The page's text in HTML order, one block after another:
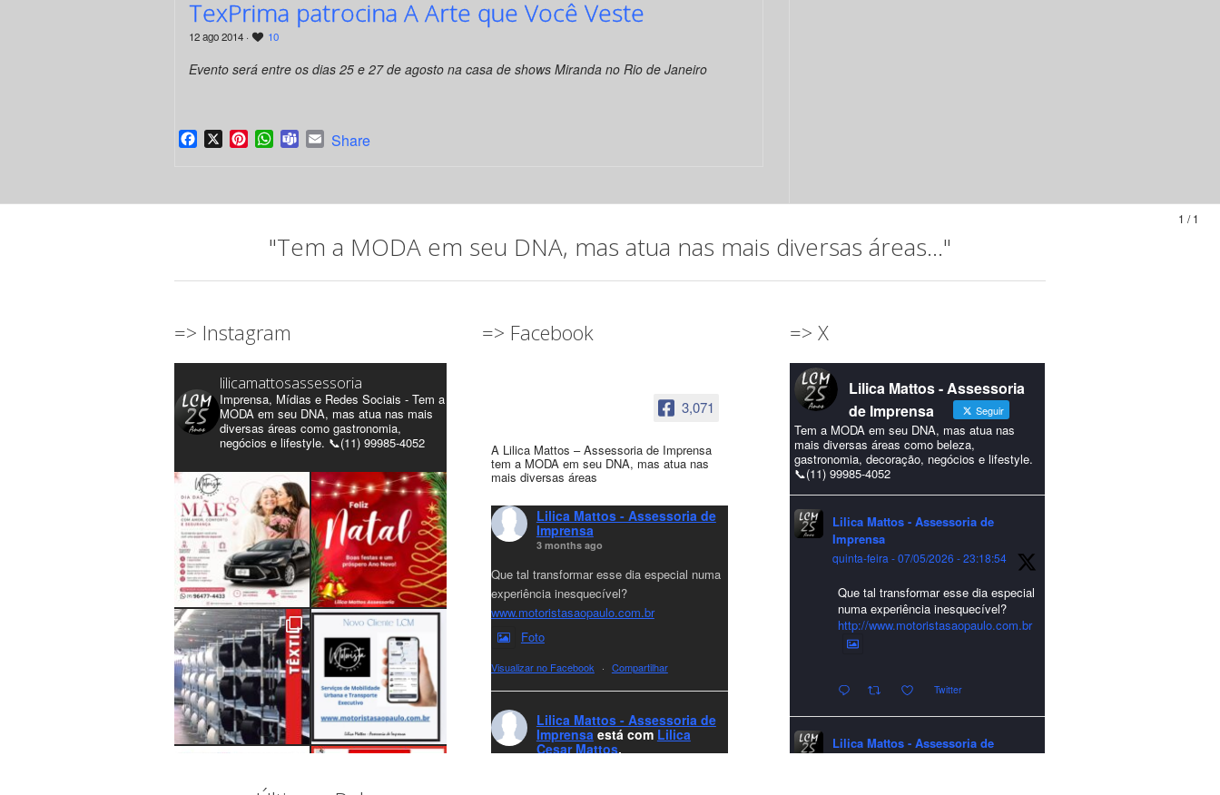
TexPrima patrocina A Arte que Você Veste
12 ago 2014 · 10
Evento será entre os dias 25 e 27 de agosto na casa de shows Miranda no Rio de Janeiro
Facebook
X PinterestWhatsApp
TeamsEmail
Share
1 / 1
"Tem a MODA em seu DNA, mas atua nas mais diversas áreas..."
=> Instagram
lilicamattosassessoria
Imprensa, Mídias e Redes Sociais - Tem a
MODA em seu DNA, mas atua nas mais
diversas áreas como gastronomia,
negócios e lifestyle. 📞(11) 99985-4052
=> Facebook
3,071
A Lilica Mattos – Assessoria de Imprensa
tem a MODA em seu DNA, mas atua nas
mais diversas áreas
Lilica Mattos - Assessoria de
Imprensa
3 months ago
Que tal transformar esse dia especial numa
experiência inesquecível?
www.motoristasaopaulo.com.br
Foto
Visualizar no Facebook · Compartilhar
Lilica Mattos - Assessoria de
Imprensa está com Lilica
Cesar Mattos.
=> X
Lilica Mattos - Assessoria
de Imprensa
Seguir
Tem a MODA em seu DNA, mas atua nas
mais diversas áreas como beleza,
gastronomia, decoração, negócios e lifestyle.
📞(11) 99985-4052
Lilica Mattos - Assessoria de
Imprensa
quinta-feira - 07/05/2026 - 23:18:54
Que tal transformar esse dia especial
numa experiência inesquecível?
http://www.motoristasaopaulo.com.br
Twitter
Lilica Mattos - Assessoria de